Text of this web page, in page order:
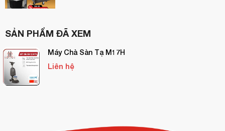
SẢN PHẨM ĐÃ XEM
Máy Chà Sàn Tạ M17H
Liên hệ